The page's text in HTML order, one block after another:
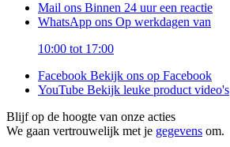
Mail ons Binnen 24 uur een reactie
WhatsApp ons Op werkdagen van
10:00 tot 17:00
Facebook Bekijk ons op Facebook
YouTube Bekijk leuke product video's
Blijf op de hoogte van onze acties
We gaan vertrouwelijk met je gegevens om.